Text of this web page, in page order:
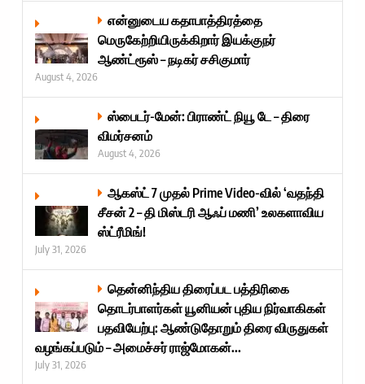
என்னுடைய கதாபாத்திரத்தை
மெருகேற்றியிருக்கிறார் இயக்குநர்
ஆண்ட்ரூஸ் – நடிகர் சசிகுமார்
August 4, 2026
ஸ்பைடர்-மேன்: பிராண்ட் நியூ டே – திரை
விமர்சனம்
August 4, 2026
ஆகஸ்ட் 7 முதல் Prime Video-வில் ‘வதந்தி
சீசன் 2 – தி மிஸ்டரி ஆஃப் மணி’ உலகளாவிய
ஸ்ட்ரீமிங்!
July 31, 2026
தென்னிந்திய திரைப்பட பத்திரிகை
தொடர்பாளர்கள் யூனியன் புதிய நிர்வாகிகள்
பதவியேற்பு: ஆண்டுதோறும் திரை விருதுகள்
வழங்கப்படும் – அமைச்சர் ராஜ்மோகன்...
July 31, 2026